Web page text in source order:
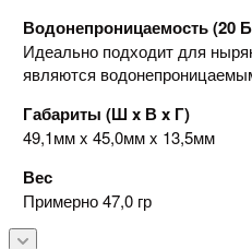
Водонепроницаемость (20
Идеально подходит для
являются
Габариты (Ш x В x Г)
49,1мм x 45,0мм x 13,5мм
Вес
Примерно 47,0 гр